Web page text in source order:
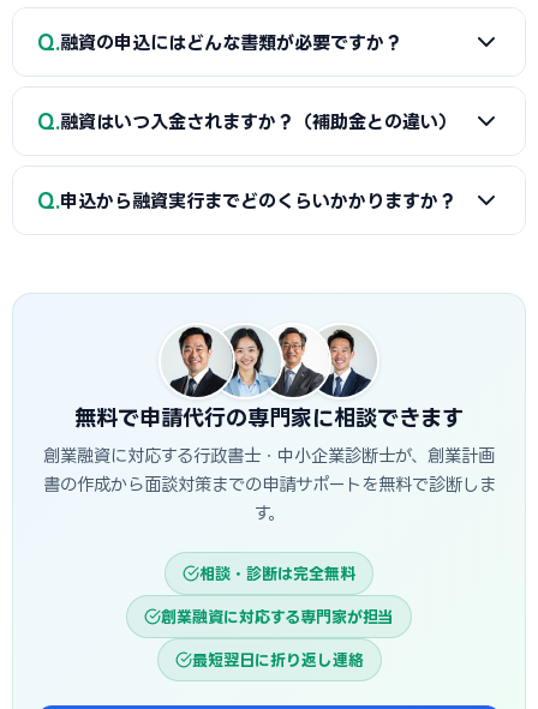
歴」です。通帳で計画的な資金準備を示せると評価が高まり
ます。一時的な借入による見せ金は逆効果なので避けましょ
A
①自己資金の額と出所、②事業の経験・スキル、③創業
各務原市の市場環境や自身の強みを踏まえた、堅実かつ実現
可能な計画ほど高く評価されます。創業融資代行はこの作り
Q 融資の申込にはどんな書類が必要ですか？
A
一般的に、創業計画書、資金繰り表、見積書、自己資金
決算書などが必要です。創業融資代行はこれらの書類作成・
整備と不備チェックを代行し、面談で説明すべき要点まで準
Q 融資はいつ入金されますか？（補助金との違い）
A
融資は補助金と違い「前払い」です。審査通過・契約後
Q 申込から融資実行までどのくらいかかりますか？
資実行までおおむね3週間〜1.5か月程度が目安です。信用保
証協会・制度融資は金融機関と保証協会の二段階審査のた
め、もう少し時間がかかる場合があります。創業スケジュール
から逆算し、早めに準備を始めることが重要です。
無料で申請代行の専門家に相談できます
創業融資に対応する行政書士・中小企業診断士が、創業計画
書の作成から面談対策までの申請サポートを無料で診断しま
す。
相談・診断は完全無料
創業融資に対応する専門家が担当
最短翌日に折り返し連絡